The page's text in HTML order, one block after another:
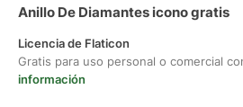
Anillo De Diamantes icono gratis
Licencia de Flaticon
Gratis para uso personal o comercial
información